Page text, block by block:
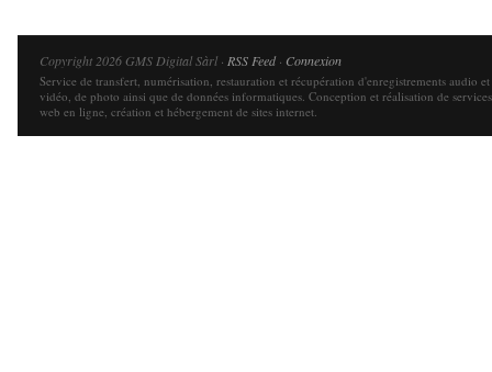
Copyright 2026 GMS Digital Sàrl · RSS Feed· Connexion
Service de transfert, numérisation, restauration et récupération d'enregistrements audio et
vidéo, de photo ainsi que de données informatiques. Conception et réalisation de services
web en ligne, création et hébergement de sites internet.